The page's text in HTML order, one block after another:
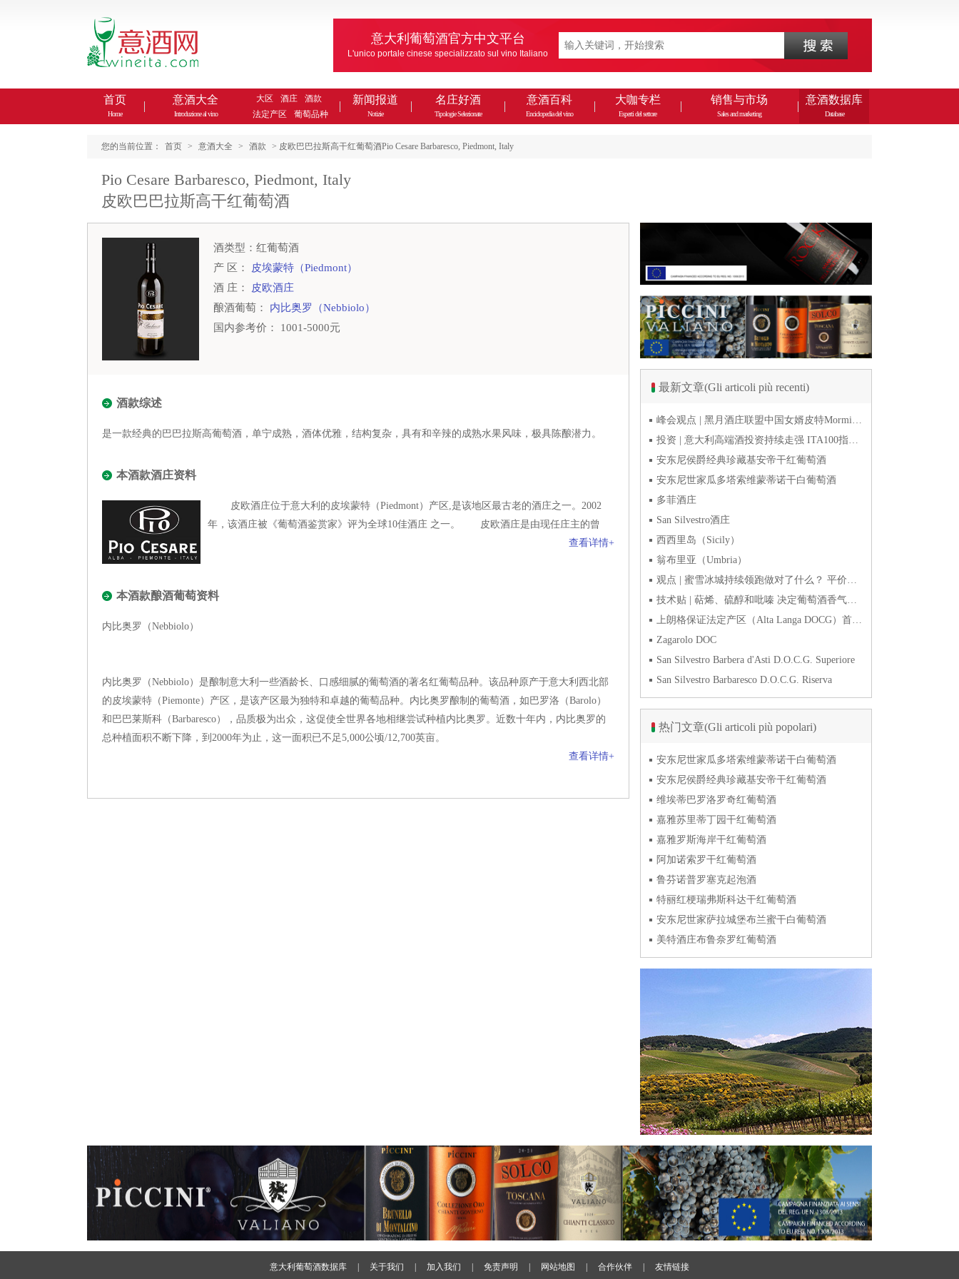
意大利葡萄酒官方中文平台
L'unico portale cinese specializzato sul vino Italiano
首页
Home
意酒大全
Introduzione al vino
大区 酒庄
酒款
法定产区
葡萄品种
新闻报道
Notizie
名庄好酒
Tipologie Selezionate
意酒百科
Enciclopedia del vino
大咖专栏
Esperti del settore
销售与市场
Sales and marketing
意酒数据库
Database
您的当前位置： 首页 > 意酒大全 > 酒款 > 皮欧巴巴拉斯高干红葡萄酒Pio Cesare Barbaresco, Piedmont, Italy
Pio Cesare Barbaresco, Piedmont, Italy
皮欧巴巴拉斯高干红葡萄酒
酒类型：红葡萄酒
产 区：
皮埃蒙特（Piedmont）
酒 庄：
皮欧酒庄
酿酒葡萄： 内比奥罗（Nebbiolo）
国内参考价： 1001-5000元
酒款综述
是一款经典的巴巴拉斯高葡萄酒，单宁成熟，酒体优雅，结构复杂，具有和辛辣的成熟水果风味，极具陈酿潜力。
本酒款酒庄资料
皮欧酒庄位于意大利的皮埃蒙特（Piedmont）产区,是该地区最古老的酒庄之一。2002
年，该酒庄被《葡萄酒鉴赏家》评为全球10佳酒庄 之一。 皮欧酒庄是由现任庄主的曾
查看详情+
本酒款酿酒葡萄资料
内比奥罗（Nebbiolo）
内比奥罗（Nebbiolo）是酿制意大利一些酒龄长、口感细腻的葡萄酒的著名红葡萄品种。该品种原产于意大利西北部
的皮埃蒙特（Piemonte）产区，是该产区最为独特和卓越的葡萄品种。内比奥罗酿制的葡萄酒，如巴罗洛（Barolo）
和巴巴莱斯科（Barbaresco），品质极为出众，这促使全世界各地相继尝试种植内比奥罗。近数十年内，内比奥罗的
总种植面积不断下降，到2000年为止，这一面积已不足5,000公顷/12,700英亩。
查看详情+
最新文章(Gli articoli più recenti)
峰会观点 | 黑月酒庄联盟中国女婿皮特Mormile：去年30%营收来自抖音直播 风干易饮品类畅销
投资 | 意大利高端酒投资持续走强 ITA100指数今年上半年涨1.9%
安东尼侯爵经典珍藏基安帝干红葡萄酒
安东尼世家瓜多塔索维蒙蒂诺干白葡萄酒
多菲酒庄
San Silvestro酒庄
西西里岛（Sicily）
翁布里亚（Umbria）
观点 | 蜜雪冰城持续领跑做对了什么？ 平价下沉或是酒商破
技术贴 | 萜烯、硫醇和吡嗪 决定葡萄酒香气的三类化合物
上朗格保证法定产区（Alta Langa DOCG）首次突破年产量百万瓶
Zagarolo DOC
San Silvestro Barbera d'Asti D.O.C.G. Superiore
San Silvestro Barbaresco D.O.C.G. Riserva
热门文章(Gli articoli più popolari)
安东尼世家瓜多塔索维蒙蒂诺干白葡萄酒
安东尼侯爵经典珍藏基安帝干红葡萄酒
维埃蒂巴罗洛罗奇红葡萄酒
嘉雅苏里蒂丁园干红葡萄酒
嘉雅罗斯海岸干红葡萄酒
阿加诺索罗干红葡萄酒
鲁芬诺普罗塞克起泡酒
特丽红梗瑞弗斯科达干红葡萄酒
安东尼世家萨拉城堡布兰蜜干白葡萄酒
美特酒庄布鲁奈罗红葡萄酒
意大利葡萄酒数据库 关于我们 加入我们 免责声明 网站地图 合作伙伴 友情链接